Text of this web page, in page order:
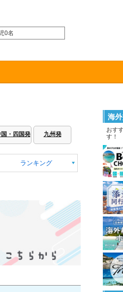
0名
・四国発 九州発
ランキング
海
おす
す！